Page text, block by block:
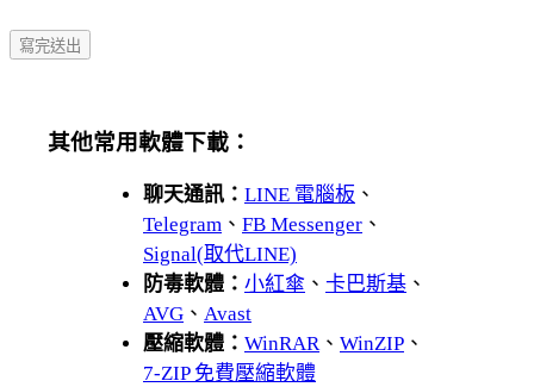
其他常用軟體下載：
聊天通訊： LINE 電腦板 、
Telegram 、 FB Messenger 、
Signal(取代LINE)
防毒軟體： 小紅傘 、 卡巴斯基 、
AVG 、 Avast
壓縮軟體： WinRAR、 WinZIP 、
7-ZIP 免費壓縮軟體